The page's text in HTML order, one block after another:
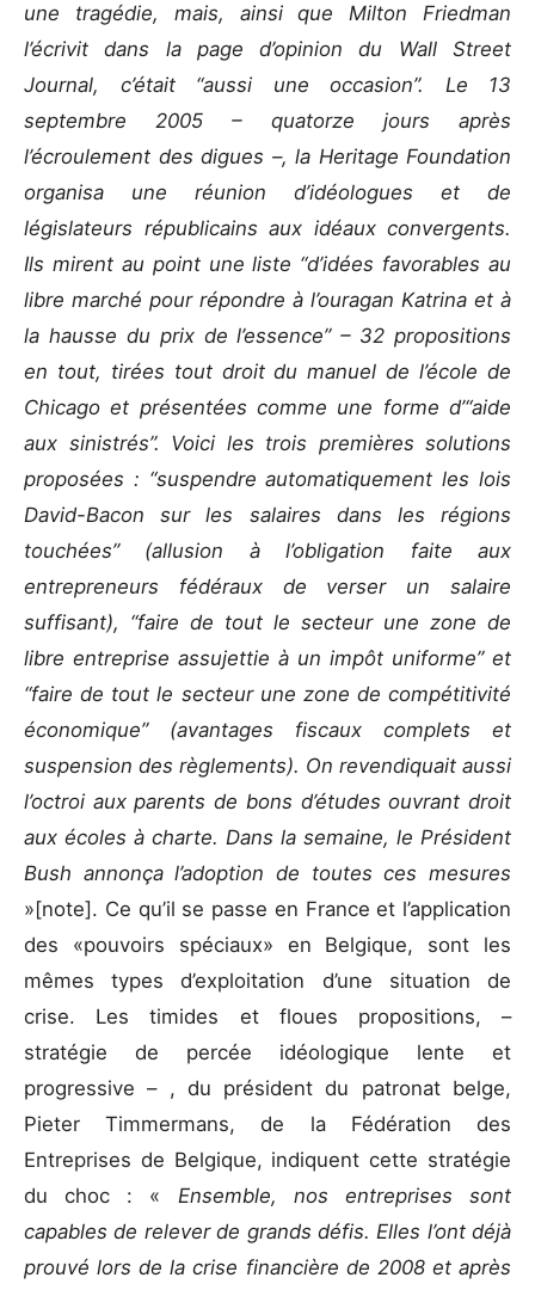
une tragédie, mais, ainsi que Milton Friedman
l’écrivit dans la page d’opinion du Wall Street
Journal, c’était “aussi une occasion”. Le 13
septembre 2005 – quatorze jours après
l’écroulement des digues –, la Heritage Foundation
organisa une réunion d’idéologues et de
législateurs républicains aux idéaux convergents.
Ils mirent au point une liste “d’idées favorables au
libre marché pour répondre à l’ouragan Katrina et à
la hausse du prix de l’essence” – 32 propositions
en tout, tirées tout droit du manuel de l’école de
Chicago et présentées comme une forme d’“aide
aux sinistrés”. Voici les trois premières solutions
proposées : “suspendre automatiquement les lois
David-Bacon sur les salaires dans les régions
touchées” (allusion à l’obligation faite aux
entrepreneurs fédéraux de verser un salaire
suffisant), “faire de tout le secteur une zone de
libre entreprise assujettie à un impôt uniforme” et
“faire de tout le secteur une zone de compétitivité
économique” (avantages fiscaux complets et
suspension des règlements). On revendiquait aussi
l’octroi aux parents de bons d’études ouvrant droit
aux écoles à charte. Dans la semaine, le Président
Bush annonça l’adoption de toutes ces mesures
»[note]. Ce qu’il se passe en France et l’application
des «pouvoirs spéciaux» en Belgique, sont les
mêmes types d’exploitation d’une situation de
crise. Les timides et floues propositions, –
stratégie de percée idéologique lente et
progressive – , du président du patronat belge,
Pieter Timmermans, de la Fédération des
Entreprises de Belgique, indiquent cette stratégie
du choc : « Ensemble, nos entreprises sont
capables de relever de grands défis. Elles l’ont déjà
prouvé lors de la crise financière de 2008 et après